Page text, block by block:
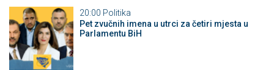
20:00 Politika
Pet zvučnih imena u utrci za četiri mjesta u
Parlamentu BiH